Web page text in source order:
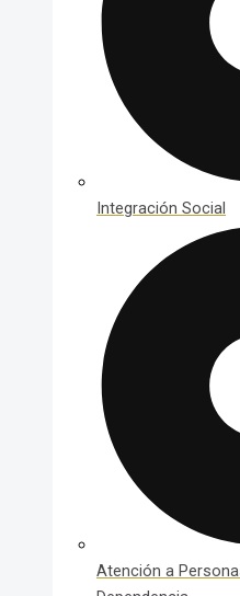
Integración Social
Atención a